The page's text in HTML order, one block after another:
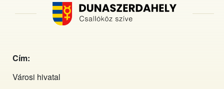
Cím:
Városi hivatal